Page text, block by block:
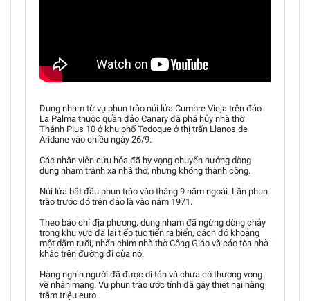
Dung nham từ vụ phun trào núi lửa Cumbre Vieja trên đảo
La Palma thuộc quần đảo Canary đã phá hủy nhà thờ
Thánh Pius 10 ở khu phố Todoque ở thị trấn Llanos de
Aridane vào chiều ngày 26/9.
Các nhân viên cứu hỏa đã hy vọng chuyển hướng dòng
dung nham tránh xa nhà thờ, nhưng không thành công.
Núi lửa bắt đầu phun trào vào tháng 9 năm ngoái. Lần phun
trào trước đó trên đảo là vào năm 1971.
Theo báo chí địa phương, dung nham đã ngừng dòng chảy
trong khu vực đã lại tiếp tục tiến ra biển, cách đó khoảng
một dặm rưỡi, nhấn chìm nhà thờ Công Giáo và các tòa nhà
khác trên đường đi của nó.
Hàng nghìn người đã được di tản và chưa có thương vong
về nhân mạng. Vụ phun trào ước tính đã gây thiệt hại hàng
trăm triệu euro